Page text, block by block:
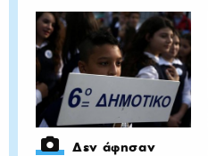
Δεν άφησαν